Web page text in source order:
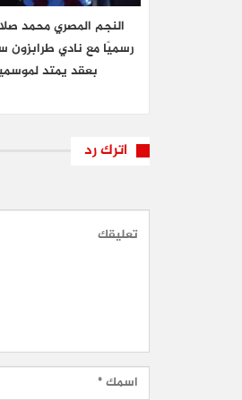
النجم المصري محمد
رسميًا مع نادي طرابزون
بعقد يمتد
اترك رد